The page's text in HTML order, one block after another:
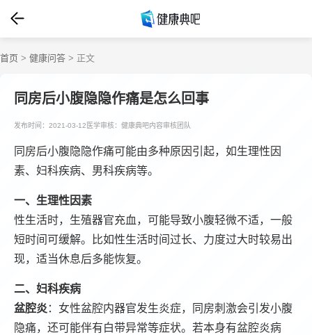
首页 > 健康问答 > 正文
同房后小腹隐隐作痛是怎么回事
发布时间：2021-03-12 医学审核：健康典吧内容审核团队
同房后小腹隐隐作痛可能由多种原因引起，如生理性因
素、妇科疾病、男科疾病等。
一、生理性因素
性生活时，生殖器官充血，可能导致小腹轻微不适，一般
短时间可缓解。比如性生活时间过长、力度过大时较易出
现，适当休息后多能恢复。
二、妇科疾病
盆腔炎 ：女性盆腔内器官发生炎症，同房刺激会引发小腹
隐痛，还可能伴有白带异常等症状。若本身有盆腔炎病